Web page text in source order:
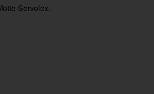
Servolex.